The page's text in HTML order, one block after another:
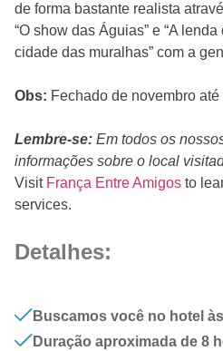
de forma bastante realista
“O show das Águias” e “A
cidade das muralhas” com a
Obs: Fechado de novembro até
Lembre-se: Em todos os
informações sobre o local
Visit França Entre Amigos to
services.
Detalhes:
Buscamos você no hotel
Duração aproximada de 8